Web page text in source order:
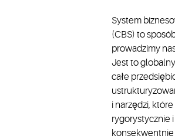
System
(CBS) to
prowadzimy
Jest to
całe
i narzędzi, które
rygorystycznie i